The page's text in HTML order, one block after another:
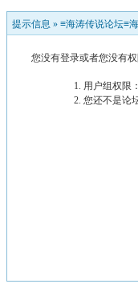
提示信息 » ≡海涛传说论坛≡
您没有登录或者您没有
用户组权限
您还不是论